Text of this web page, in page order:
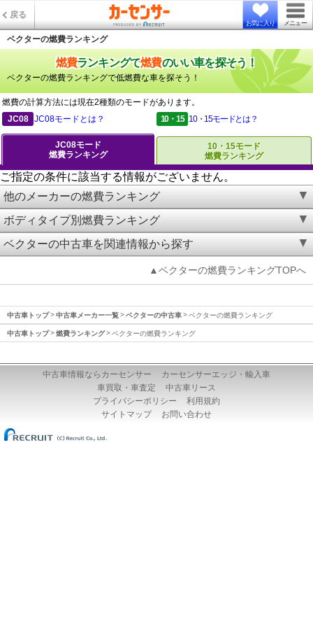
戻る
お気に入り メニュー
ベクターの燃費ランキング
燃費ランキングで燃費のいい車を探そう！
ベクターの燃費ランキングで低燃費な車を探そう！
燃費の計算方法には現在2種類のモードがあります。
JC08
JC08モードとは？ 10・15 10・15モードとは？
JC08モード
燃費ランキング
10・15モード
燃費ランキング
ご指定の条件に該当する情報がございません。
他のメーカーの燃費ランキング
ボディタイプ別燃費ランキング
ベクターの中古車を関連情報から探す
▲ベクターの燃費ランキングTOPへ
中古車トップ 中古車メーカー一覧 ベクターの中古車 ベクターの燃費ランキング
中古車トップ 燃費ランキング ベクターの燃費ランキング
中古車情報ならカーセンサー
カーセンサーエッジ・輸入車
車買取・車査定
中古車リース
プライバシーポリシー
利用規約
サイトマップ
お問い合わせ